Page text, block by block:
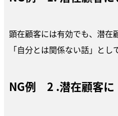
顕在顧客には有効でも、潜在
「自分とは関係ない話」とし
NG例 2 .潜在顧客に